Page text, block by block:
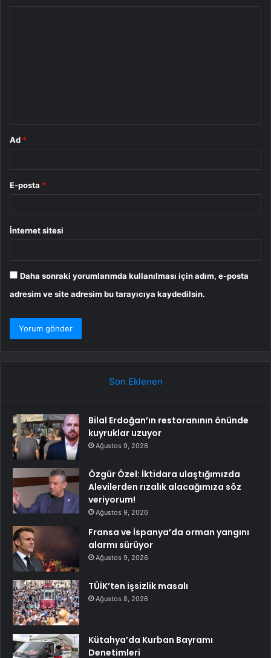
Ad *
E-posta *
İnternet sitesi
Daha sonraki yorumlarımda kullanılması için adım, e-posta
adresim ve site adresim bu tarayıcıya kaydedilsin.
Son Eklenen
Bilal Erdoğan’ın restoranının önünde
kuyruklar uzuyor
Ağustos 9, 2026
Özgür Özel: İktidara ulaştığımızda
Alevilerden rızalık alacağımıza söz
veriyorum!
Ağustos 9, 2026
Fransa ve İspanya’da orman yangını
alarmı sürüyor
Ağustos 9, 2026
TÜİK’ten işsizlik masalı
Ağustos 8, 2026
Kütahya’da Kurban Bayramı
Denetimleri